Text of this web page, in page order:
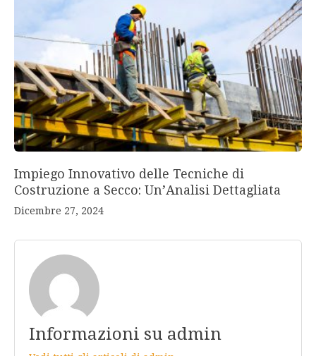
Impiego Innovativo delle Tecniche di
Costruzione a Secco: Un’Analisi Dettagliata
Dicembre 27, 2024
Informazioni su admin